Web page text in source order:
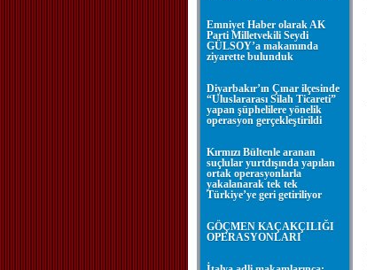
Emniyet Haber olarak AK
Parti Milletvekili Seydi
GÜLSOY’a makamında
ziyarette bulunduk
Diyarbakır’ın Çınar ilçesinde
“Uluslararası Silah Ticareti”
yapan şüphelilere yönelik
operasyon gerçekleştirildi
Kırmızı Bültenle aranan
suçlular yurtdışında yapılan
ortak operasyonlarla
yakalanarak tek tek
Türkiye’ye geri getiriliyor
GÖÇMEN KAÇAKÇILIĞI
OPERASYONLARI